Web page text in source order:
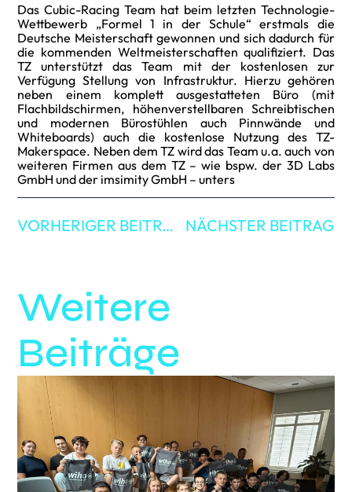
Das Cubic-Racing Team hat beim letzten Technologie-
Wettbewerb „Formel 1 in der Schule“ erstmals die
Deutsche Meisterschaft gewonnen und sich dadurch für
die kommenden Weltmeisterschaften qualifiziert. Das
TZ unterstützt das Team mit der kostenlosen zur
Verfügung Stellung von Infrastruktur. Hierzu gehören
neben einem komplett ausgestatteten Büro (mit
Flachbildschirmen, höhenverstellbaren Schreibtischen
und modernen Bürostühlen auch Pinnwände und
Whiteboards) auch die kostenlose Nutzung des TZ-
Makerspace. Neben dem TZ wird das Team u.a. auch von
weiteren Firmen aus dem TZ – wie bspw. der 3D Labs
GmbH und der imsimity GmbH – unters
VORHERIGER BEITRAG NÄCHSTER BEITRAG
Weitere
Beiträge